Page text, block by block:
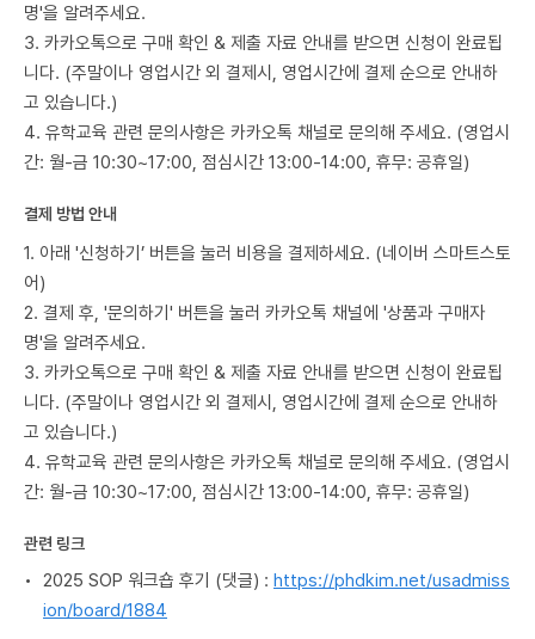
명'을 알려주세요.
3. 카카오톡으로 구매 확인 & 제출 자료 안내를 받으면 신청이 완료됩
니다. (주말이나 영업시간 외 결제시, 영업시간에 결제 순으로 안내하
고 있습니다.)
4. 유학교육 관련 문의사항은 카카오톡 채널로 문의해 주세요. (영업시
간: 월-금 10:30~17:00, 점심시간 13:00-14:00, 휴무: 공휴일)
결제 방법 안내
1. 아래 '신청하기’ 버튼을 눌러 비용을 결제하세요. (네이버 스마트스토
어)
2. 결제 후, '문의하기' 버튼을 눌러 카카오톡 채널에 '상품과 구매자
명'을 알려주세요.
3. 카카오톡으로 구매 확인 & 제출 자료 안내를 받으면 신청이 완료됩
니다. (주말이나 영업시간 외 결제시, 영업시간에 결제 순으로 안내하
고 있습니다.)
4. 유학교육 관련 문의사항은 카카오톡 채널로 문의해 주세요. (영업시
간: 월-금 10:30~17:00, 점심시간 13:00-14:00, 휴무: 공휴일)
관련 링크
2025 SOP 워크숍 후기 (댓글) : https://phdkim.net/usadmiss
ion/board/1884